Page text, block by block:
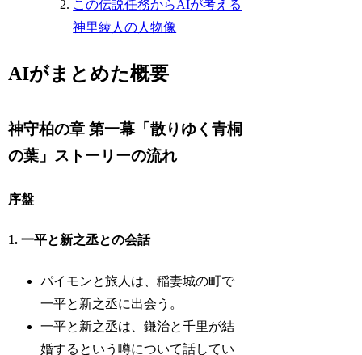
この伝説任務からAIが考える
神里綾人の人物像
AIがまとめた概要
神守柏の章 第一幕「散りゆく青桐
の葉」ストーリーの流れ
序盤
1. 一平と新之丞との会話
パイモンと旅人は、稲妻城の町で
一平と新之丞に出会う。
一平と新之丞は、鎌治と千里が結
婚するという噂について話してい